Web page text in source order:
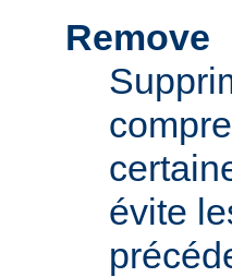
Remove
évite